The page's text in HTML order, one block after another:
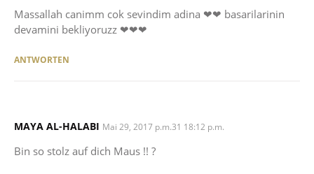
Massallah canimm cok sevindim adina ❤❤ basarilarinin
devamini bekliyoruzz ❤❤❤
ANTWORTEN
MAYA AL-HALABI SAYS:
Mai 29, 2017 p.m.31 18:12 p.m.
Bin so stolz auf dich Maus !! ?